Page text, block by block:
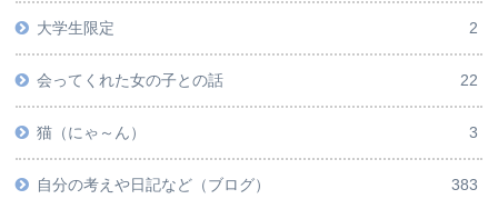
大学生限定 2
会ってくれた女の子との話 22
猫（にゃ～ん） 3
自分の考えや日記など（ブログ） 383